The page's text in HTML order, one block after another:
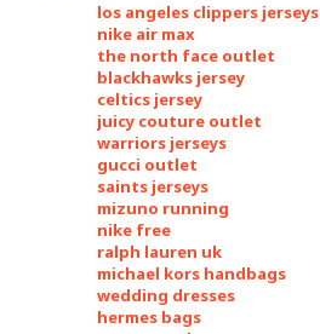
los angeles clippers jerseys
nike air max
the north face outlet
blackhawks jersey
celtics jersey
juicy couture outlet
warriors jerseys
gucci outlet
saints jerseys
mizuno running
nike free
ralph lauren uk
michael kors handbags
wedding dresses
hermes bags